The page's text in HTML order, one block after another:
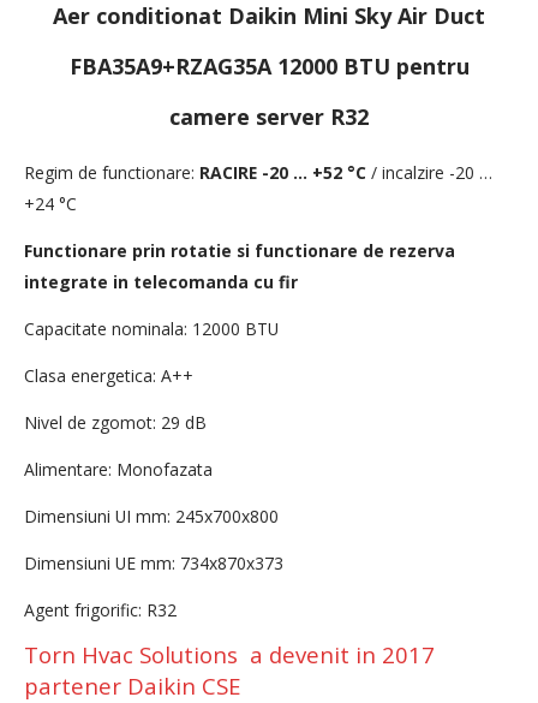
Aer conditionat Daikin Mini Sky Air Duct
FBA35A9+RZAG35A 12000 BTU pentru
camere server R32
Regim de functionare: RACIRE -20 … +52 °C / incalzire -20 …
+24 °C
Functionare prin rotatie si functionare de rezerva
integrate in telecomanda cu fir
Capacitate nominala: 12000 BTU
Clasa energetica: A++
Nivel de zgomot: 29 dB
Alimentare: Monofazata
Dimensiuni UI mm: 245x700x800
Dimensiuni UE mm: 734x870x373
Agent frigorific: R32
Torn Hvac Solutions a devenit in 2017
partener Daikin CSE